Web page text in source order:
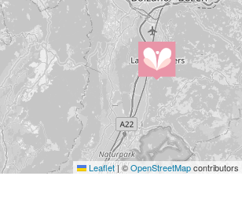
Leaflet|©OpenStreetMapcontributors